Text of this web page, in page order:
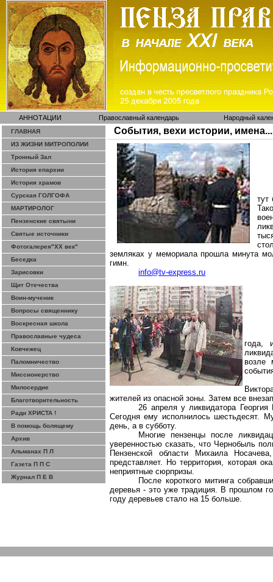
АННОТАЦИИ Православный календарь Народный
ГЛАВНАЯ
ИЗ ЖИЗНИ МИТРОПОЛИИ
Тронный Зал
История епархии
История храмов
Сурская ГОЛГОФА
МАРТИРОЛОГ
Пензенские святыни
Святые источники
Фотогалерея"ХХ век"
Беседка
Зарисовки
Щит Отечества
Воин-мученик
Вопросы священнику
Воскресная школа
Православные чудеса
Ковчежец
Паломничество
Миссионерство
Милосердие
Благотворительность
Ради ХРИСТА !
В помощь болящему
Архив
Альманах П Л
Газета П П С
Журнал П Е В
События, вехи истории, имена...
тут
земляках у мемориала прошла минута
гимн.
info@tv-express.ru
года,
возле
жителей из опасной зоны. Затем все
26 апреля у ликвидатора Георгия
Сегодня ему исполнилось шестьдесят.
день, а в субботу.
Многиепензенцы после
уверенностью сказать, что Чернобыль
Пензенской области Михаила
Носачева
представляет. Но территория, которая
неприятные сюрпризы.
После короткого митинга
деревья - это уже традиция. В прошлом
году деревьев стало на 15 больше.